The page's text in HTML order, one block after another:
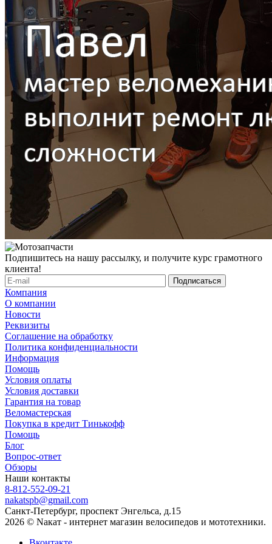
Подпишитесь на нашу рассылку, и получите курс грамотного
клиента!
Компания
О компании
Новости
Реквизиты
Соглашение на обработку
Политика конфиденциальности
Информация
Помощь
Условия оплаты
Условия доставки
Гарантия на товар
Веломастерская
Покупка в кредит Тинькофф
Помощь
Блог
Вопрос-ответ
Обзоры
Наши контакты
8-812-552-09-21
nakatspb@gmail.com
Санкт-Петербург, проспект Энгельса, д.15
2026 © Nакат - интернет магазин велосипедов и мототехники.